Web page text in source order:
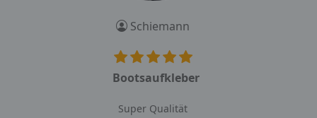
Schiemann
Bootsaufkleber
Super Qualität